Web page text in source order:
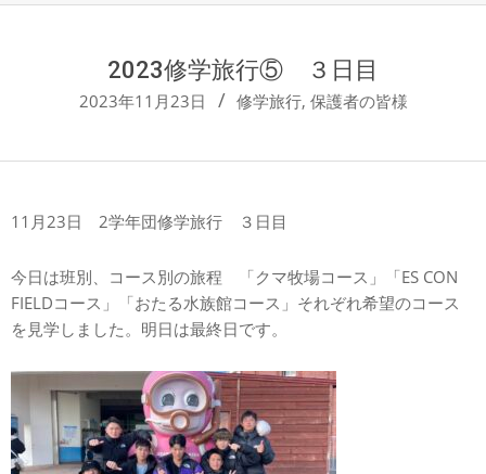
2023修学旅行⑤ ３日目
2023年11月23日 修学旅行, 保護者の皆様
11月23日 2学年団修学旅行 ３日目
今日は班別、コース別の旅程 「クマ牧場コース」「ES CON
FIELDコース」「おたる水族館コース」それぞれ希望のコース
を見学しました。明日は最終日です。